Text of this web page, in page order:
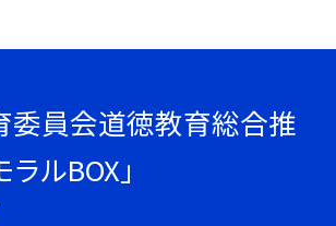
委員会道徳教育総合推
ラルBOX」